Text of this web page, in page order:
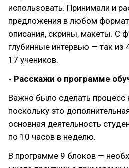
использовать. Принимали и
предложения в любом
описания, скрины, макеты. С
глубинные интервью — так из
17 учеников.
- Расскажи о программе
Важно было сделать
поскольку это
основная деятельность
по 10 часов в неделю.
В программе 9 блоков —